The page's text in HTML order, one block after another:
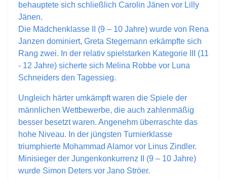
behauptete sich schließlich Carolin Jänen vor Lilly
Jänen.
Die Mädchenklasse II (9 – 10 Jahre) wurde von Rena
Janzen dominiert, Greta Stegemann erkämpfte sich
Rang zwei. In der relativ spielstarken Kategorie III (11
- 12 Jahre) sicherte sich Melina Robbe vor Luna
Schneiders den Tagessieg.
Ungleich härter umkämpft waren die Spiele der
männlichen Wettbewerbe, die auch zahlenmäßig
besser besetzt waren. Angenehm überraschte das
hohe Niveau. In der jüngsten Turnierklasse
triumphierte Mohammad Alamor vor Linus Zindler.
Minisieger der Jungenkonkurrenz II (9 – 10 Jahre)
wurde Simon Deters vor Jano Ströer.